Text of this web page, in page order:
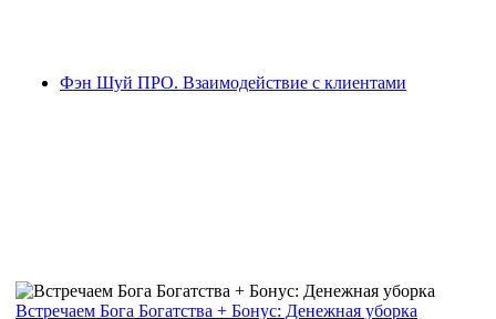
Фэн Шуй ПРО. Взаимодействие с клиентами
Встречаем Бога Богатства + Бонус: Денежная уборка